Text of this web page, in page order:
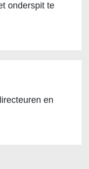
onderspit te
en